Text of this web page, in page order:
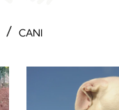
/ CANI